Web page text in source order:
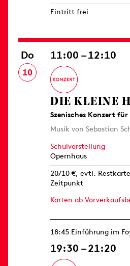
Eintritt frei
Do
10
11:00 – 12:10
DIE KLEINE
Szenisches Konzert
Musik von Sebastian
Schulvorstellung
Opernhaus
20/10 €, evtl.
Zeitpunkt
Karten ab
18:45 Einführung im
19:30 – 21:20